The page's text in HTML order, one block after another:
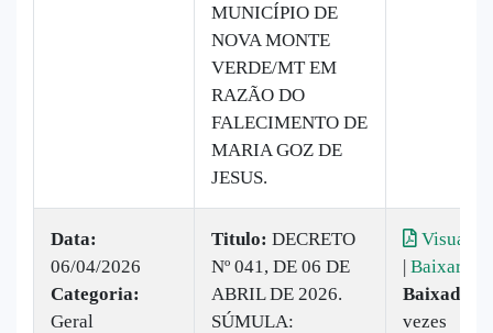
MUNICÍPIO DE
NOVA MONTE
VERDE/MT EM
RAZÃO DO
FALECIMENTO DE
MARIA GOZ DE
JESUS.
Data:
06/04/2026
Categoria:
Geral
Titulo: DECRETO
Nº 041, DE 06 DE
ABRIL DE 2026.
SÚMULA:
| Baixar
Baixado:
vezes